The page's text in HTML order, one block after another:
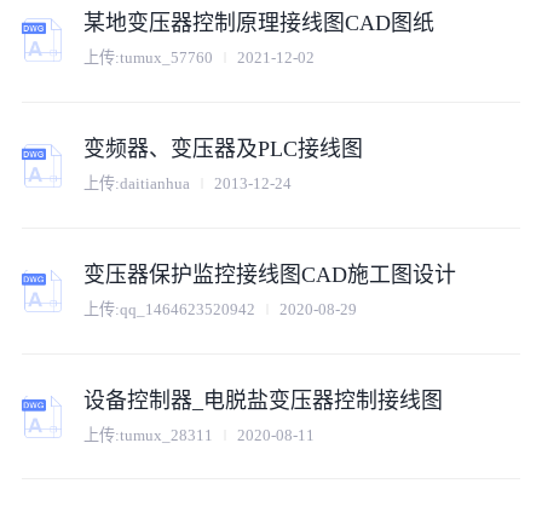
某地变压器控制原理接线图CAD图纸
上传:tumux_57760 2021-12-02
变频器、变压器及PLC接线图
上传:daitianhua 2013-12-24
变压器保护监控接线图CAD施工图设计
上传:qq_1464623520942 2020-08-29
设备控制器_电脱盐变压器控制接线图
上传:tumux_28311 2020-08-11